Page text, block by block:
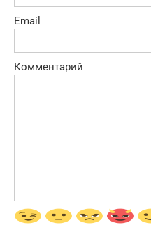
Email
Комментарий